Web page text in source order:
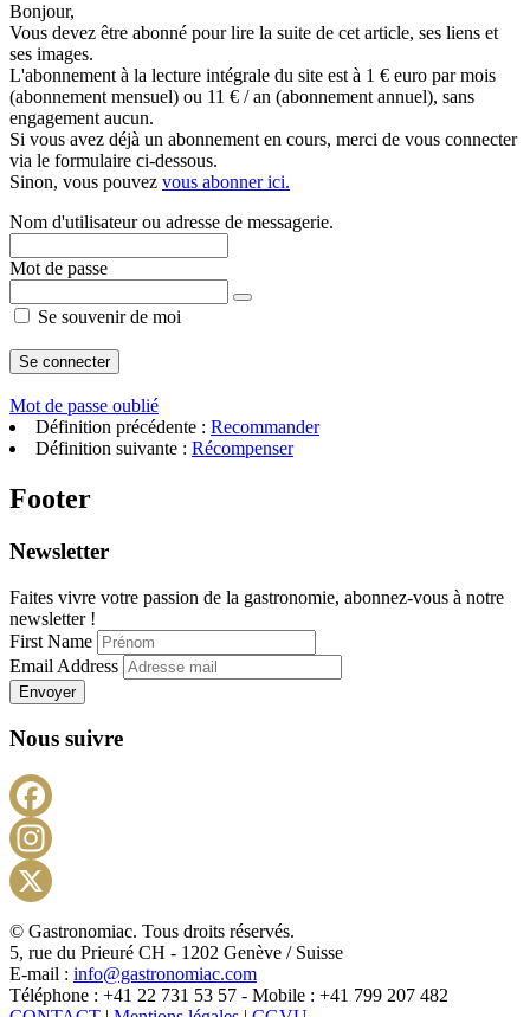
Bonjour,
Vous devez être abonné pour lire la suite de cet article, ses liens et
ses images.
L'abonnement à la lecture intégrale du site est à 1 € euro par mois
(abonnement mensuel) ou 11 € / an (abonnement annuel), sans
engagement aucun.
Si vous avez déjà un abonnement en cours, merci de vous connecter
via le formulaire ci-dessous.
Sinon, vous pouvez vous abonner ici.
Nom d'utilisateur ou adresse de messagerie.
Mot de passe
Se souvenir de moi
Mot de passe oublié
Définition précédente : Recommander
Définition suivante : Récompenser
Footer
Newsletter
Faites vivre votre passion de la gastronomie, abonnez-vous à notre
newsletter !
First Name
Email Address
Envoyer
Nous suivre
X
© Gastronomiac. Tous droits réservés.
5, rue du Prieuré CH - 1202 Genève / Suisse
E-mail : info@gastronomiac.com
Téléphone : +41 22 731 53 57 - Mobile : +41 799 207 482